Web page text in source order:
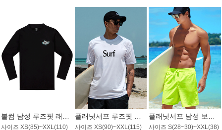
사이즈 XS(85)~XXL(110) 사이즈 XS(90)~XXL(115)
사이즈 S(28~30)~XXL(38)